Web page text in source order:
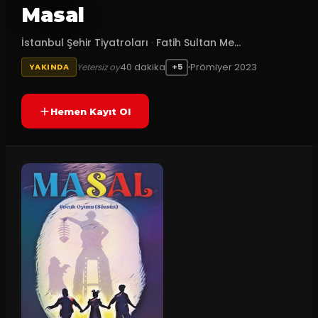
Masal
İstanbul Şehir Tiyatroları · Fatih Sultan Me...
YAKINDA Yetersiz oy40 dakika +5 Prömiyer 2023
Hemen Kayıt Ol